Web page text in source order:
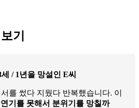
기
/ 1년을 망설인 E씨
를 썼다 지웠다 반복했습니다. 이
기를 못해서 분위기를 망칠까